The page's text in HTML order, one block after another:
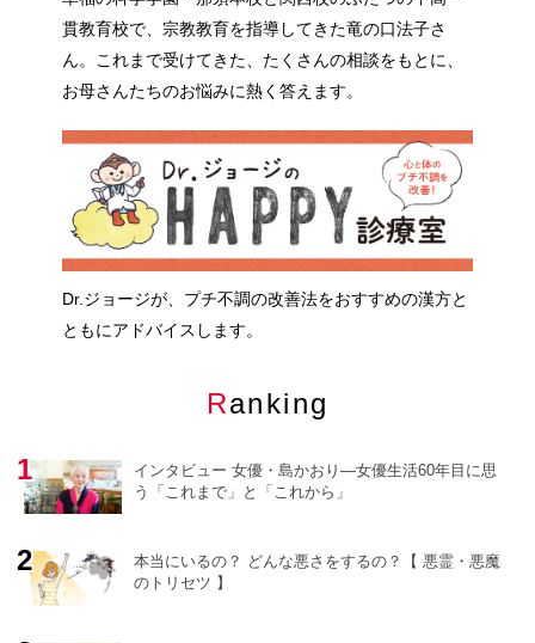
貫教育校で、宗教教育を指導してきた竜の口法子さ
ん。これまで受けてきた、たくさんの相談をもとに、
お母さんたちのお悩みに熱く答えます。
Dr.ジョージが、プチ不調の改善法をおすすめの漢方と
ともにアドバイスします。
Ranking
インタビュー 女優・島かおり―女優生活60年目に思
う「これまで」と「これから」
本当にいるの？ どんな悪さをするの？【 悪霊・悪魔
のトリセツ 】